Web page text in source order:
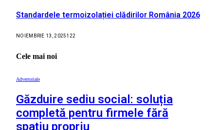
Standardele termoizolației clădirilor România 2026
NOIEMBRIE 13, 2025122
Cele mai noi
Advertoriale
Găzduire sediu social: soluția
completă pentru firmele fără
spațiu propriu